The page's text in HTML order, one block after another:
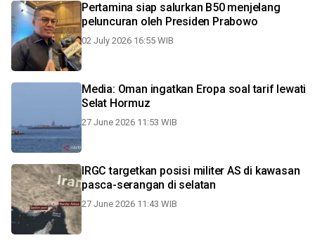
Pertamina siap salurkan B50 menjelang
peluncuran oleh Presiden Prabowo
02 July 2026 16:55 WIB
Media: Oman ingatkan Eropa soal tarif lewati
Selat Hormuz
27 June 2026 11:53 WIB
IRGC targetkan posisi militer AS di kawasan
pasca-serangan di selatan
27 June 2026 11:43 WIB